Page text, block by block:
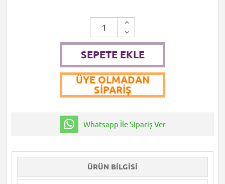
SEPETE EKLE
ÜYE OLMADAN
SIPARIŞ
Whatsapp İle Sipariş Ver
ÜRÜN BILGISI